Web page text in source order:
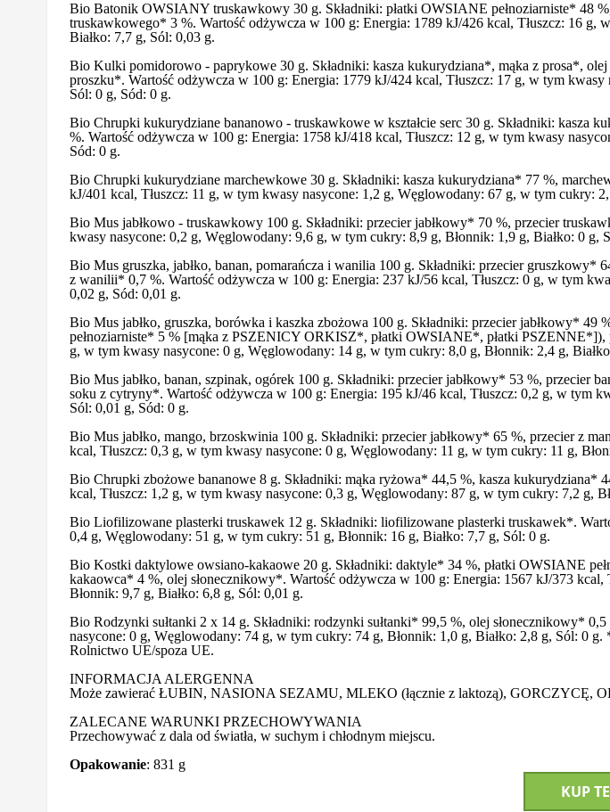
Bio Batonik OWSIANY truskawkowy 30 g. Składniki: płatki OWSIANE pełnoziarniste* 48
truskawkowego* 3 %. Wartość odżywcza w 100 g: Energia: 1789 kJ/426 kcal, Tłuszcz: 16
Białko: 7,7 g, Sól: 0,03 g.
Bio Kulki pomidorowo - paprykowe 30 g. Składniki: kasza kukurydziana*, mąka z prosa*,
proszku*. Wartość odżywcza w 100 g: Energia: 1779 kJ/424 kcal, Tłuszcz: 17 g, w tym
Sól: 0 g, Sód: 0 g.
Bio Chrupki kukurydziane bananowo - truskawkowe w kształcie serc 30 g. Składniki:
%. Wartość odżywcza w 100 g: Energia: 1758 kJ/418 kcal, Tłuszcz: 12 g, w tym kwasy
Sód: 0 g.
Bio Chrupki kukurydziane marchewkowe 30 g. Składniki: kasza kukurydziana* 77 %,
kJ/401 kcal, Tłuszcz: 11 g, w tym kwasy nasycone: 1,2 g, Węglowodany: 67 g, w tym cukry:
Bio Mus jabłkowo - truskawkowy 100 g. Składniki: przecier jabłkowy* 70 %, przecier
kwasy nasycone: 0,2 g, Węglowodany: 9,6 g, w tym cukry: 8,9 g, Błonnik: 1,9 g, Białko: 0 g,
Bio Mus gruszka, jabłko, banan, pomarańcza i wanilia 100 g. Składniki: przecier
z wanilii* 0,7 %. Wartość odżywcza w 100 g: Energia: 237 kJ/56 kcal, Tłuszcz: 0 g, w tym
0,02 g, Sód: 0,01 g.
Bio Mus jabłko, gruszka, borówka i kaszka zbożowa 100 g. Składniki: przecier jabłkowy*
pełnoziarniste* 5 % [mąka z PSZENICY ORKISZ*, płatki OWSIANE*, płatki
g, w tym kwasy nasycone: 0 g, Węglowodany: 14 g, w tym cukry: 8,0 g, Błonnik: 2,4 g,
Bio Mus jabłko, banan, szpinak, ogórek 100 g. Składniki: przecier jabłkowy* 53 %,
soku z cytryny*. Wartość odżywcza w 100 g: Energia: 195 kJ/46 kcal, Tłuszcz: 0,2 g, w tym
Sól: 0,01 g, Sód: 0 g.
Bio Mus jabłko, mango, brzoskwinia 100 g. Składniki: przecier jabłkowy* 65 %, przecier z
kcal, Tłuszcz: 0,3 g, w tym kwasy nasycone: 0 g, Węglowodany: 11 g, w tym cukry: 11 g,
Bio Chrupki zbożowe bananowe 8 g. Składniki: mąka ryżowa* 44,5 %, kasza kukurydziana*
kcal, Tłuszcz: 1,2 g, w tym kwasy nasycone: 0,3 g, Węglowodany: 87 g, w tym cukry: 7,2 g,
Bio Liofilizowane plasterki truskawek 12 g. Składniki: liofilizowane plasterki truskawek*.
0,4 g, Węglowodany: 51 g, w tym cukry: 51 g, Błonnik: 16 g, Białko: 7,7 g, Sól: 0 g.
Bio Kostki daktylowe owsiano-kakaowe 20 g. Składniki: daktyle* 34 %, płatki OWSIANE
kakaowca* 4 %, olej słonecznikowy*. Wartość odżywcza w 100 g: Energia: 1567 kJ/373
Błonnik: 9,7 g, Białko: 6,8 g, Sól: 0,01 g.
Bio Rodzynki sułtanki 2 x 14 g. Składniki: rodzynki sułtanki* 99,5 %, olej słonecznikowy*
nasycone: 0 g, Węglowodany: 74 g, w tym cukry: 74 g, Błonnik: 1,0 g, Białko: 2,8 g, Sól: 0
Rolnictwo UE/spoza UE.
INFORMACJA ALERGENNA
Może zawierać ŁUBIN, NASIONA SEZAMU, MLEKO (łącznie z laktozą), GORCZYCĘ,
ZALECANE WARUNKI PRZECHOWYWANIA
Przechowywać z dala od światła, w suchym i chłodnym miejscu.
Opakowanie: 831 g
KUP